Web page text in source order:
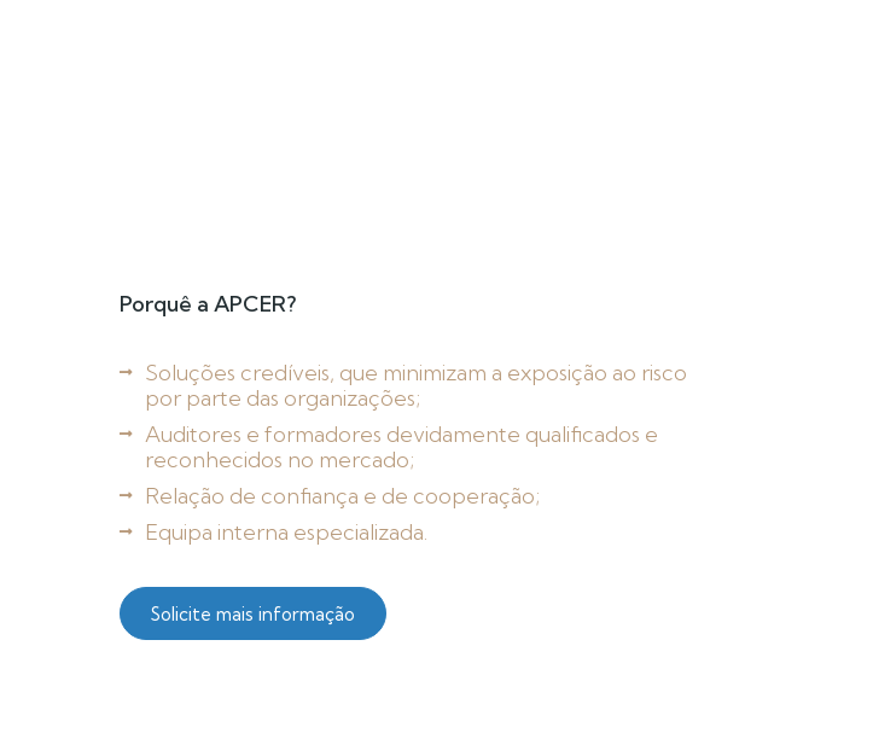
Porquê a APCER?
Soluções credíveis, que minimizam a exposição ao risco
por parte das organizações;
Auditores e formadores devidamente qualificados e
reconhecidos no mercado;
Relação de confiança e de cooperação;
Equipa interna especializada.
Solicite mais informação